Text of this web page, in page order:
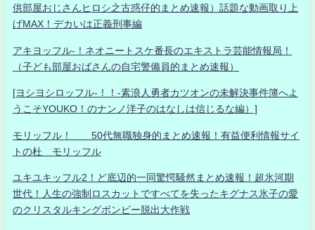
供部屋おじさんヒロシ之古惑仔的まとめ速報）話題な動画取り上
げMAX！デカいは正義刑事編
アキヨッフル-！ネオニートスケ番長のエキストラ芸能情報局！
（子ども部屋おばさんの自宅警備員的まとめ速報）
[ヨシヨシロッフル-！！-素浪人勇者カツオンの未解決事件簿へよ
うこそYOUKO！のナンノ洋子のはなしは信じるな編）]
モリッフル！ 50代無職独身的まとめ速報！有益便利情報サイ
トの杜 モリッフル
ユキユキッフル2！ど底辺的一同驚愕騒然まとめ速報！超氷河期
世代！人生の強制ロスカットですべてを失ったキグナス氷子の愛
のクリスタルキングボンビー脱出大作戦